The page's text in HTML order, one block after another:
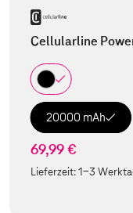
Cellularline
20000 mAh
69,99 €
Lieferzeit:1-3